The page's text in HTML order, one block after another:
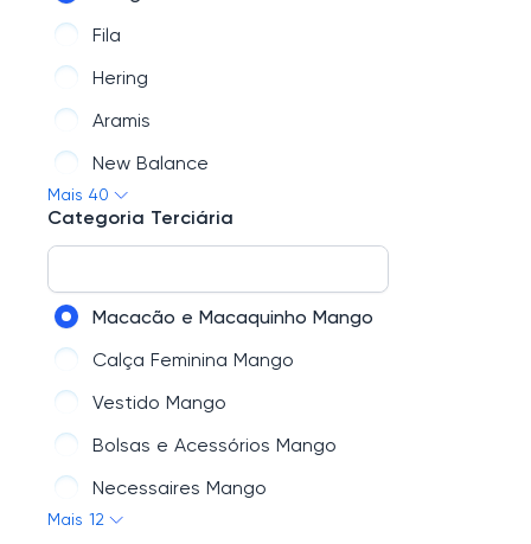
Fila
Hering
Aramis
New Balance
Oakley
Hugo Boss
Mais 40
Categoria Terciária
Macacão e Macaquinho Mango
Calça Feminina Mango
Vestido Mango
Bolsas e Acessórios Mango
Necessaires Mango
Mais 12